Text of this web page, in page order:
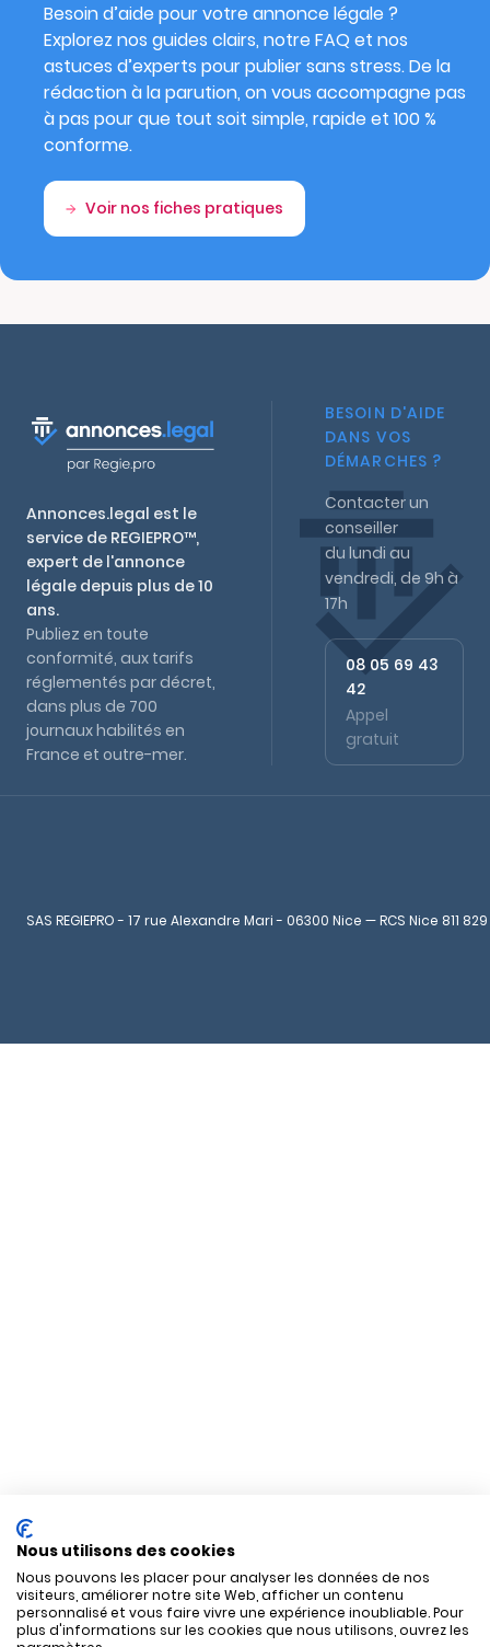
Besoin d’aide pour votre annonce légale ?
Explorez nos guides clairs, notre FAQ et nos
astuces d’experts pour publier sans stress. De la
rédaction à la parution, on vous accompagne pas
à pas pour que tout soit simple, rapide et 100 %
conforme.
Voir nos fiches pratiques
Annonces.legal est le
service de REGIEPRO™,
expert de l'annonce
légale depuis plus de 10
ans.
Publiez en toute
conformité, aux tarifs
réglementés par décret,
dans plus de 700
journaux habilités en
France et outre-mer.
BESOIN D'AIDE
DANS VOS
DÉMARCHES ?
Contacter un
conseiller
du lundi au
vendredi, de 9h à
17h
08 05 69 43
42
Appel
gratuit
SAS REGIEPRO - 17 rue Alexandre Mari - 06300 Nice — RCS Nice 811
Nous utilisons des cookies
Nous pouvons les placer pour analyser les données de nos
visiteurs, améliorer notre site Web, afficher un contenu
personnalisé et vous faire vivre une expérience inoubliable. Pour
plus d'informations sur les cookies que nous utilisons, ouvrez les